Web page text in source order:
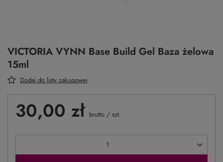
VICTORIA VYNN Base Build Gel Baza żelowa
15ml
Dodaj do listy zakupowej
30,00 zł brutto / szt.